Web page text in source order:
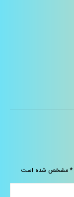
*مشخص شده است